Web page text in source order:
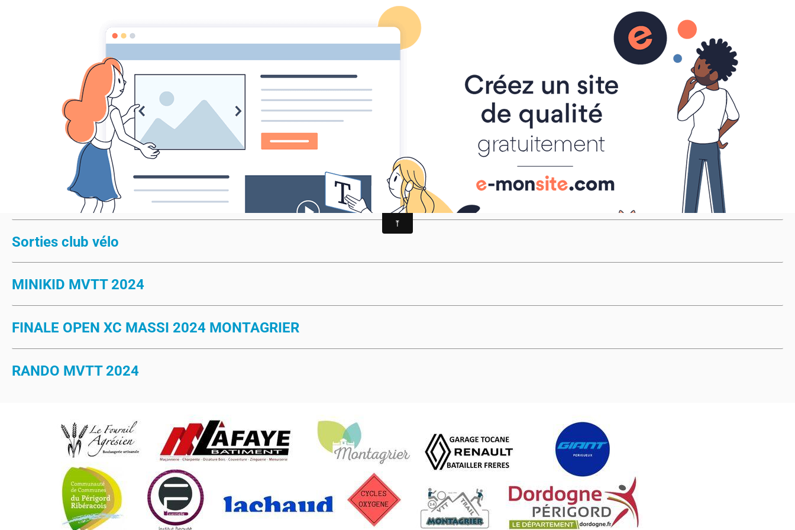
MONTAGRIER VTT-TRAIL
association montagrier sports loisirs
ECOLE VTT CENTRE SPORTS NATURE CCPR Actualités AGENDA MANIFESTATIONS
2024
TENUES CLUB
Sorties club vélo
MINIKID MVTT 2024
FINALE OPEN XC MASSI 2024 MONTAGRIER
RANDO MVTT 2024